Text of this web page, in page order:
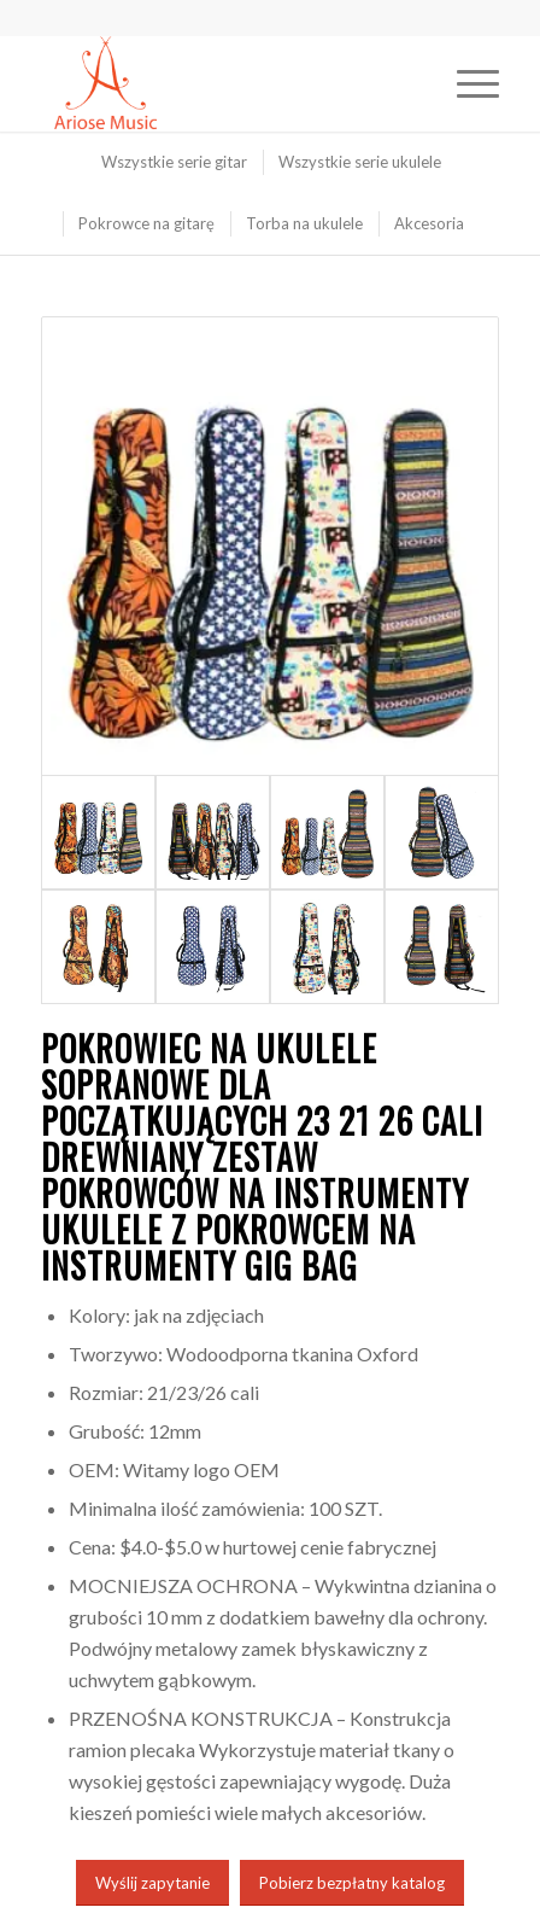
Wszystkie serie gitar Wszystkie serie ukulele
Pokrowce na gitarę Torba na ukulele Akcesoria
POKROWIEC NA UKULELE
SOPRANOWE DLA
POCZĄTKUJĄCYCH 23 21 26 CALI
DREWNIANY ZESTAW
POKROWCÓW NA INSTRUMENTY
UKULELE Z POKROWCEM NA
INSTRUMENTY GIG BAG
Kolory: jak na zdjęciach
Tworzywo: Wodoodporna tkanina Oxford
Rozmiar: 21/23/26 cali
Grubość: 12mm
OEM: Witamy logo OEM
Minimalna ilość zamówienia: 100 SZT.
Cena: $4.0-$5.0 w hurtowej cenie fabrycznej
MOCNIEJSZA OCHRONA – Wykwintna dzianina o
grubości 10 mm z dodatkiem bawełny dla ochrony.
Podwójny metalowy zamek błyskawiczny z
uchwytem gąbkowym.
PRZENOŚNA KONSTRUKCJA – Konstrukcja
ramion plecaka Wykorzystuje materiał tkany o
wysokiej gęstości zapewniający wygodę. Duża
kieszeń pomieści wiele małych akcesoriów.
Wyślij zapytanie Pobierz bezpłatny katalog